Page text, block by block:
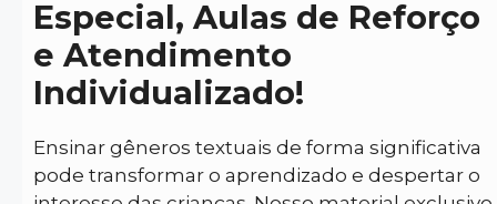
Especial, Aulas de Reforço
e Atendimento
Individualizado!
Ensinar gêneros textuais de forma significativa
pode transformar o aprendizado e despertar o